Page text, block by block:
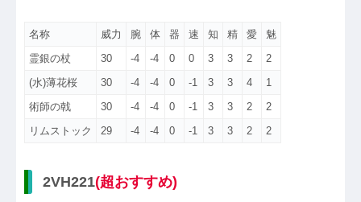
名称 威力 腕 体 器 速 知 精 愛
魅
霊銀の杖
30 -4 -4 0 0 3 3 2
2
(水)薄花桜
30 -4 -4 0 -1 3 3 4
1
術師の戟
30 -4 -4 0 -1 3 3 2
2
リムストック
29 -4 -4 0 -1 3 3 2 2
2VH221(超おすすめ)